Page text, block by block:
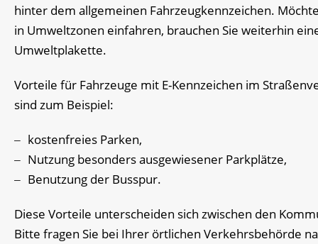
hinter dem allgemeinen Fahrzeugkennzeichen.
in Umweltzonen einfahren, brauchen Sie weiterhin
Umweltplakette.
Vorteile für Fahrzeuge mit E-Kennzeichen im
sind zum Beispiel:
kostenfreies Parken,
Nutzung besonders ausgewiesener Parkplätze,
Benutzung der Busspur.
Diese Vorteile unterscheiden sich zwischen den
Bitte fragen Sie bei Ihrer örtlichen Verkehrsbehörde